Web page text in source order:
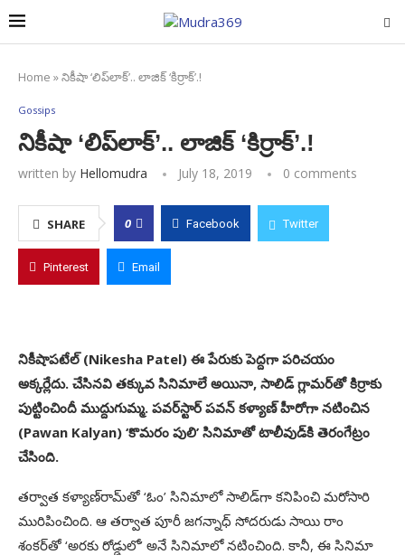
Home »నికీషా ‘లిప్‌లాక్‌’.. లాజిక్‌ ‘కిర్రాక్‌’.!
Gossips
నికీషా ‘లిప్‌లాక్‌’.. లాజిక్‌ ‘కిర్రాక్‌’.!
written by Hellomudra July 18, 2019 0 comments
SHARE 0 Facebook Twitter
Pinterest Email
నికీషాపటేల్‌ (Nikesha Patel) ఈ పేరుకు పెద్దగా పరిచయం
అక్కర్లేదు. చేసినవి తక్కువ సినిమాలే అయినా, సాలిడ్‌ గ్లామర్‌తో కిర్రాకు
పుట్టించిందీ ముద్దుగుమ్మ. పవర్‌స్టార్‌ పవన్‌ కళ్యాణ్‌ హీరోగా నటించిన
(Pawan Kalyan) ‘కొమరం పులి’ సినిమాతో టాలీవుడ్‌కి తెరంగేట్రం
చేసింది.
తర్వాత కళ్యాణ్‌రామ్‌తో ‘ఓం’ సినిమాలో సాలిడ్‌గా కనిపించి మరోసారి
మురిపించింది. ఆ తర్వాత పూరీ జగన్నాధ్‌ సోదరుడు సాయి రాం
శంకర్‌తో ‘అరకు రోడ్డులో’ అనే సినిమాలో నటించింది. కానీ, ఈ సినిమా